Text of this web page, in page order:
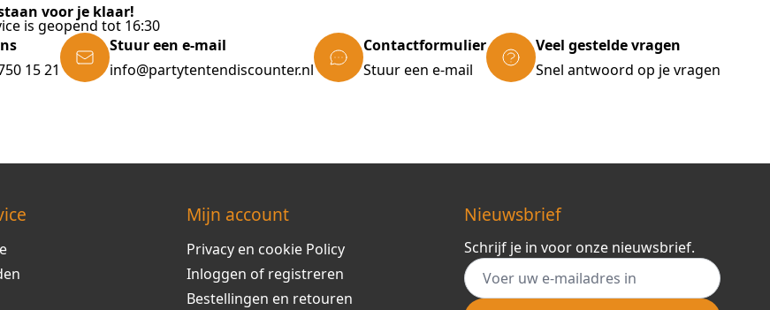
voor je klaar!
is geopend tot 16:30
15 21
Stuur een e-mail
info@partytentendiscounter.nl
Contactformulier
Stuur een e-mail
Veel gestelde vragen
Snel antwoord op je vragen
Mijn account
Privacy en cookie Policy
Inloggen of registreren
Bestellingen en retouren
Nieuwsbrief
Schrijf je in voor onze nieuwsbrief.
E-mail adres